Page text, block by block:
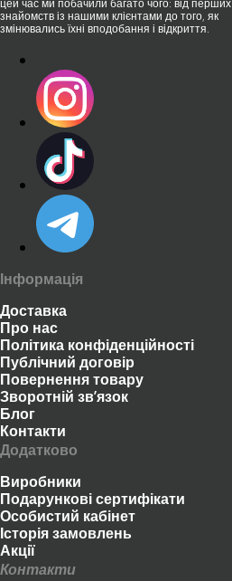
цей час ми побачили багато чого: від перших
знайомств із нашими клієнтами до того, як
змінювались їхні вподобання і відкриття.
Інформація
Доставка
Про нас
Політика конфіденційності
Публічний договір
Повернення товару
Зворотній зв’язок
Блог
Контакти
Додатково
Виробники
Подарункові сертифікати
Особистий кабінет
Історія замовлень
Акції
Контакти